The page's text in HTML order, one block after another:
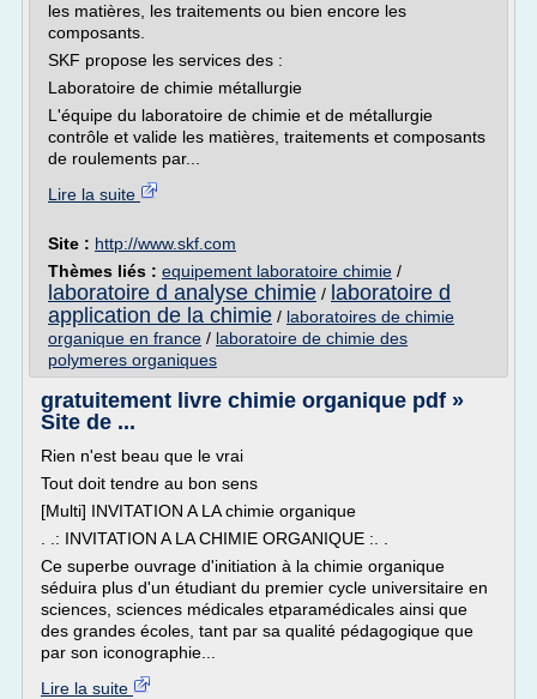
les matières, les traitements ou bien encore les
composants.
SKF propose les services des :
Laboratoire de chimie métallurgie
L'équipe du laboratoire de chimie et de métallurgie
contrôle et valide les matières, traitements et composants
de roulements par...
Lire la suite
Site : http://www.skf.com
Thèmes liés : equipement laboratoire chimie /
laboratoire d analyse chimie / laboratoire d
application de la chimie / laboratoires de chimie
organique en france / laboratoire de chimie des
polymeres organiques
gratuitement livre chimie organique pdf »
Site de ...
Rien n'est beau que le vrai
Tout doit tendre au bon sens
[Multi] INVITATION A LA chimie organique
. .: INVITATION A LA CHIMIE ORGANIQUE :. .
Ce superbe ouvrage d'initiation à la chimie organique
séduira plus d'un étudiant du premier cycle universitaire en
sciences, sciences médicales etparamédicales ainsi que
des grandes écoles, tant par sa qualité pédagogique que
par son iconographie...
Lire la suite